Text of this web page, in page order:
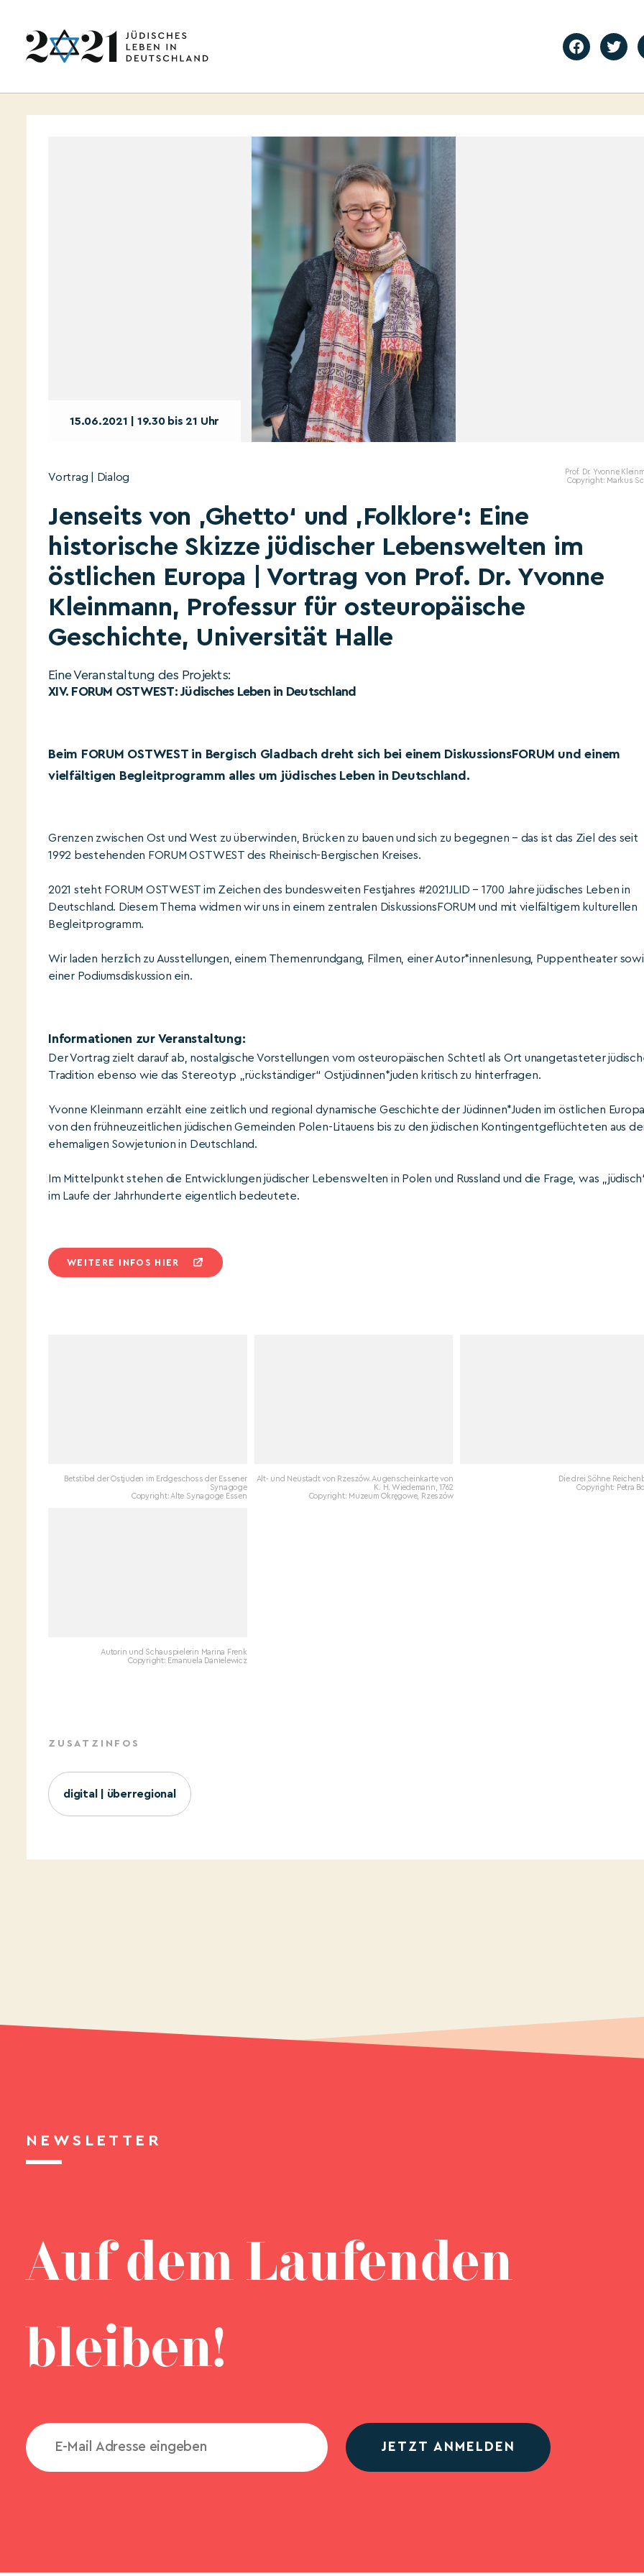
15.06.2021 | 19.30 bis 21 Uhr
Prof. Dr. Yvonne
Copyright: Markus
Vortrag | Dialog
Jenseits von ‚Ghetto‘ und ‚Folklore‘: Eine
historische Skizze jüdischer Lebenswelten im
östlichen Europa | Vortrag von Prof. Dr. Yvonne
Kleinmann, Professur für osteuropäische
Geschichte, Universität Halle
Eine Veranstaltung des Projekts:
XIV. FORUM OSTWEST: Jüdisches Leben in Deutschland
Beim FORUM OSTWEST in Bergisch Gladbach dreht sich bei einem DiskussionsFORUM und einem
vielfältigen Begleitprogramm alles um jüdisches Leben in Deutschland.
Grenzen zwischen Ost und West zu überwinden, Brücken zu bauen und sich zu begegnen – das ist das Ziel des seit
1992 bestehenden FORUM OSTWEST des Rheinisch-Bergischen Kreises.
2021 steht FORUM OSTWEST im Zeichen des bundesweiten Festjahres #2021JLID – 1700 Jahre jüdisches Leben in
Deutschland. Diesem Thema widmen wir uns in einem zentralen DiskussionsFORUM und mit vielfältigem kulturellen
Begleitprogramm.
Wir laden herzlich zu Ausstellungen, einem Themenrundgang, Filmen, einer Autor*innenlesung, Puppentheater
einer Podiumsdiskussion ein.
Informationen zur Veranstaltung:
Der Vortrag zielt darauf ab, nostalgische Vorstellungen vom osteuropäischen Schtetl als Ort unangetasteter
Tradition ebenso wie das Stereotyp „rückständiger“ Ostjüdinnen*juden kritisch zu hinterfragen.
Yvonne Kleinmann erzählt eine zeitlich und regional dynamische Geschichte der Jüdinnen*Juden im östlichen
von den frühneuzeitlichen jüdischen Gemeinden Polen-Litauens bis zu den jüdischen Kontingentgeflüchteten aus
ehemaligen Sowjetunion in Deutschland.
Im Mittelpunkt stehen die Entwicklungen jüdischer Lebenswelten in Polen und Russland und die Frage, was
im Laufe der Jahrhunderte eigentlich bedeutete.
WEITERE INFOS HIER
Betstibel der Ostjuden im Erdgeschoss der Essener
Synagoge
Copyright: Alte Synagoge Essen
Alt- und Neustadt von Rzeszów. Augenscheinkarte von
K. H. Wiedemann, 1762
Copyright: Muzeum Okręgowe, Rzeszów
Die drei Söhne
Copyright: Petra
Autorin und Schauspielerin Marina Frenk
Copyright: Emanuela Danielewicz
ZUSATZINFOS
digital | überregional
NEWSLETTER
Auf dem Laufenden
bleiben!
JETZT ANMELDEN